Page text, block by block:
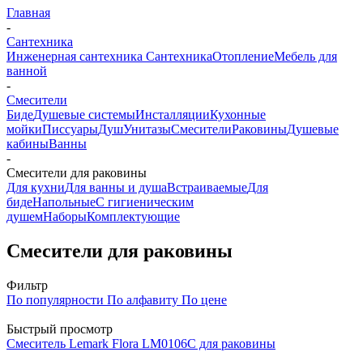
Главная
-
Сантехника
Инженерная сантехника СантехникаОтоплениеМебель для
ванной
-
Смесители
БидеДушевые системыИнсталляцииКухонные
мойкиПиссуарыДушУнитазыСмесителиРаковиныДушевые
кабиныВанны
-
Смесители для раковины
Для кухниДля ванны и душаВстраиваемыеДля
бидеНапольныеС гигиеническим
душемНаборыКомплектующие
Смесители для раковины
Фильтр
По популярности По алфавиту По цене
Быстрый просмотр
Смеситель Lemark Flora LM0106C для раковины